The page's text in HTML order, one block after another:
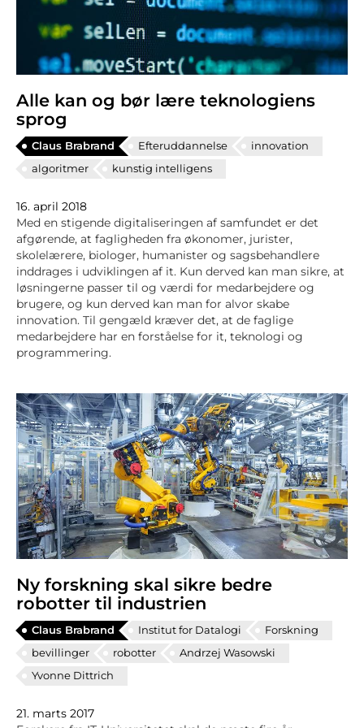
Alle kan og bør lære teknologiens
sprog
Claus Brabrand Efteruddannelse
innovation
algoritmer
kunstig intelligens
16. april 2018
Med en stigende digitaliseringen af samfundet er det
afgørende, at fagligheden fra økonomer, jurister,
skolelærere, biologer, humanister og sagsbehandlere
inddrages i udviklingen af it. Kun derved kan man sikre, at
løsningerne passer til og værdi for medarbejdere og
brugere, og kun derved kan man for alvor skabe
innovation. Til gengæld kræver det, at de faglige
medarbejdere har en forståelse for it, teknologi og
programmering.
Ny forskning skal sikre bedre
robotter til industrien
Claus Brabrand Institut for Datalogi
Forskning
bevillinger
robotter
Andrzej Wasowski
Yvonne Dittrich
21. marts 2017